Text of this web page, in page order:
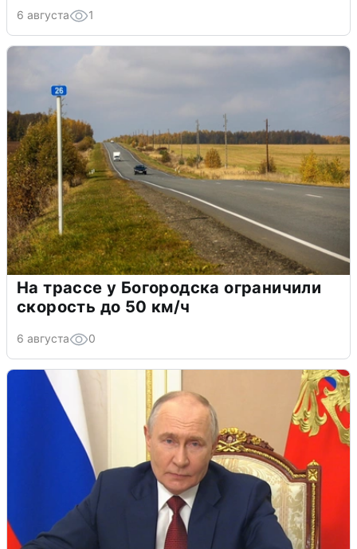
6 августа 1
На трассе у Богородска ограничили
скорость до 50 км/ч
6 августа 0